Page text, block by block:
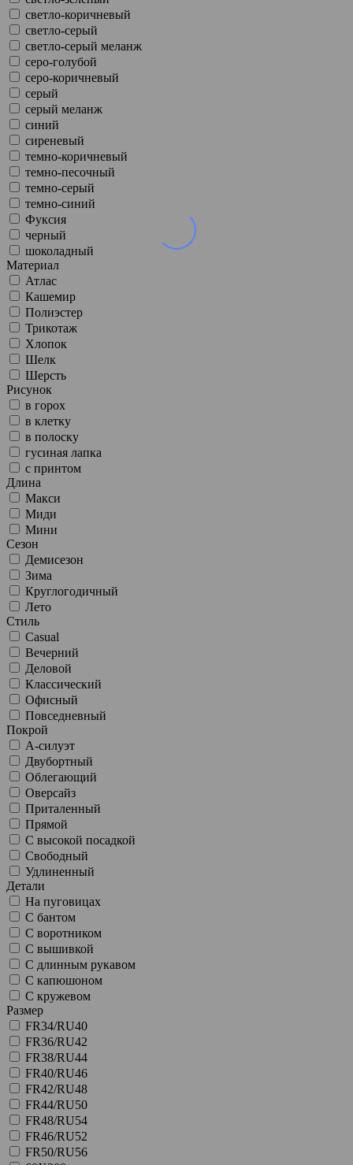
светло-коричневый
светло-серый
светло-серый меланж
серо-голубой
серо-коричневый
серый
серый меланж
синий
сиреневый
темно-коричневый
темно-песочный
темно-серый
темно-синий
Фуксия
черный
шоколадный
Материал
Атлас
Кашемир
Полиэстер
Трикотаж
Хлопок
Шелк
Шерсть
Рисунок
в горох
в клетку
в полоску
гусиная лапка
с принтом
Длина
Макси
Миди
Мини
Сезон
Демисезон
Зима
Круглогодичный
Лето
Стиль
Casual
Вечерний
Деловой
Классический
Офисный
Повседневный
Покрой
А-силуэт
Двубортный
Облегающий
Оверсайз
Приталенный
Прямой
С высокой посадкой
Свободный
Удлиненный
Детали
На пуговицах
С бантом
С воротником
С вышивкой
С длинным рукавом
С капюшоном
С кружевом
Размер
FR34/RU40
FR36/RU42
FR38/RU44
FR40/RU46
FR42/RU48
FR44/RU50
FR48/RU54
FR46/RU52
FR50/RU56